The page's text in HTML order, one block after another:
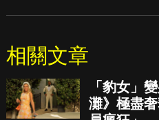
相關文章
「豹女」
灘》極盡